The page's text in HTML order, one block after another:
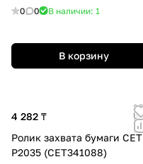
0 0 В наличии: 1
В корзину
4 282 ₸
Ролик захвата бумаги CET
P2035 (CET341088)